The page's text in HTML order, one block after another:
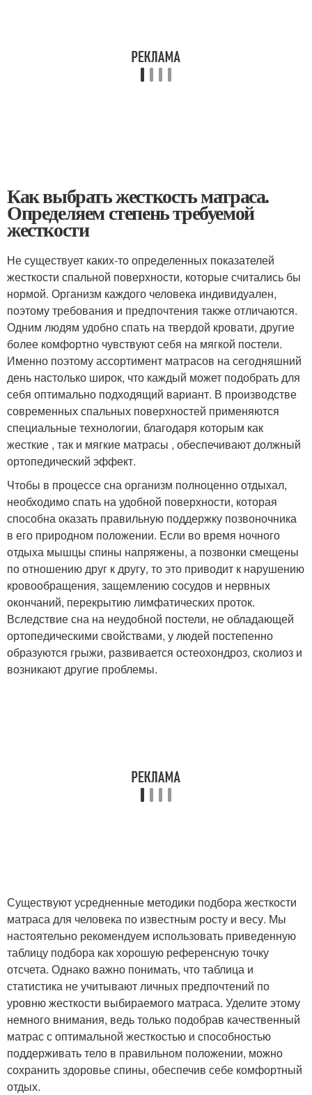
Как выбрать жесткость матраса.
Определяем степень требуемой
жесткости
Не существует каких-то определенных показателей
жесткости спальной поверхности, которые считались бы
нормой. Организм каждого человека индивидуален,
поэтому требования и предпочтения также отличаются.
Одним людям удобно спать на твердой кровати, другие
более комфортно чувствуют себя на мягкой постели.
Именно поэтому ассортимент матрасов на сегодняшний
день настолько широк, что каждый может подобрать для
себя оптимально подходящий вариант. В производстве
современных спальных поверхностей применяются
специальные технологии, благодаря которым как
жесткие , так и мягкие матрасы , обеспечивают должный
ортопедический эффект.
Чтобы в процессе сна организм полноценно отдыхал,
необходимо спать на удобной поверхности, которая
способна оказать правильную поддержку позвоночника
в его природном положении. Если во время ночного
отдыха мышцы спины напряжены, а позвонки смещены
по отношению друг к другу, то это приводит к нарушению
кровообращения, защемлению сосудов и нервных
окончаний, перекрытию лимфатических проток.
Вследствие сна на неудобной постели, не обладающей
ортопедическими свойствами, у людей постепенно
образуются грыжи, развивается остеохондроз, сколиоз и
возникают другие проблемы.
Существуют усредненные методики подбора жесткости
матраса для человека по известным росту и весу. Мы
настоятельно рекомендуем использовать приведенную
таблицу подбора как хорошую референсную точку
отсчета. Однако важно понимать, что таблица и
статистика не учитывают личных предпочтений по
уровню жесткости выбираемого матраса. Уделите этому
немного внимания, ведь только подобрав качественный
матрас с оптимальной жесткостью и способностью
поддерживать тело в правильном положении, можно
сохранить здоровье спины, обеспечив себе комфортный
отдых.